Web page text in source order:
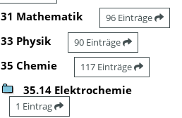
31 Mathematik 96 Einträge
33 Physik 90 Einträge
35 Chemie 117 Einträge
35.14 Elektrochemie
1 Eintrag